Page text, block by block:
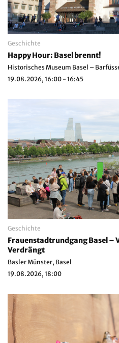
Geschichte
Happy Hour: Basel brennt!
Historisches Museum Basel –
19.08.2026, 16:00 - 16:45
Geschichte
Frauenstadtrundgang Basel –
Verdrängt
Basler Münster, Basel
19.08.2026, 18:00